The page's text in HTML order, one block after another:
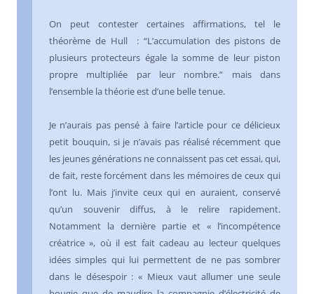
On peut contester certaines affirmations, tel le
théorème de Hull : “L’accumulation des pistons de
plusieurs protecteurs égale la somme de leur piston
propre multipliée par leur nombre.” mais dans
l’ensemble la théorie est d’une belle tenue.
Je n’aurais pas pensé à faire l’article pour ce délicieux
petit bouquin, si je n’avais pas réalisé récemment que
les jeunes générations ne connaissent pas cet essai, qui,
de fait, reste forcément dans les mémoires de ceux qui
l’ont lu. Mais j’invite ceux qui en auraient, conservé
qu’un souvenir diffus, à le relire rapidement.
Notamment la dernière partie et « l’incompétence
créatrice », où il est fait cadeau au lecteur quelques
idées simples qui lui permettent de ne pas sombrer
dans le désespoir : « Mieux vaut allumer une seule